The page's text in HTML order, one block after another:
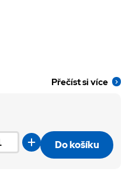
Přečíst si více
Do košíku